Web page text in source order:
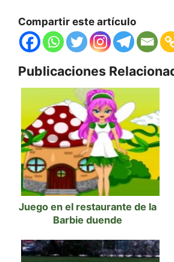
Compartir este artículo
Publicaciones
Juego en el restaurante de la
Barbie duende